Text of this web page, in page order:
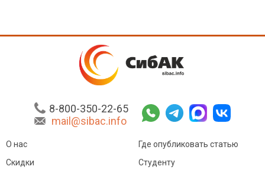
8-800-350-22-65
mail@sibac.info
О нас
Скидки
Где опубликовать статью
Студенту